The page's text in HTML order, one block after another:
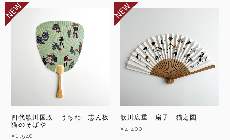
四代歌川国政 うちわ 志ん板
猫のそばや
¥1,540
歌川広重 扇子 猫之図
¥4,400